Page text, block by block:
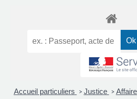
Accueil particuliers > Justice >